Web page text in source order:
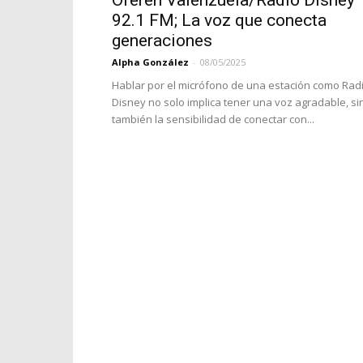
92.1 FM; La voz que conecta
generaciones
Alpha González - 08/05/2025
Hablar por el micrófono de una estación como
Disney no solo implica tener una voz agradable,
también la sensibilidad de conectar con...